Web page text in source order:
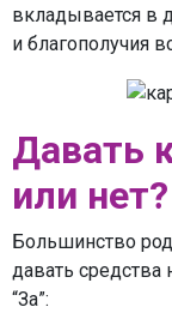
вкладывается в
и благополучия
Давать
или нет?
Большинство
давать
“За”: